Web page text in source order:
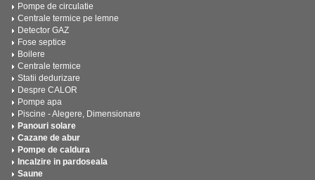
Pompe de circulatie
Centrale termice pe lemne
Detector GAZ
Fose septice
Boilere
Centrale termice
Statii dedurizare
Despre CALOR
Pompe apa
Piscine - Alegere, Dimensionare
Panouri solare
Cazane de abur
Pompe de caldura
Incalzire in pardoseala
Saune